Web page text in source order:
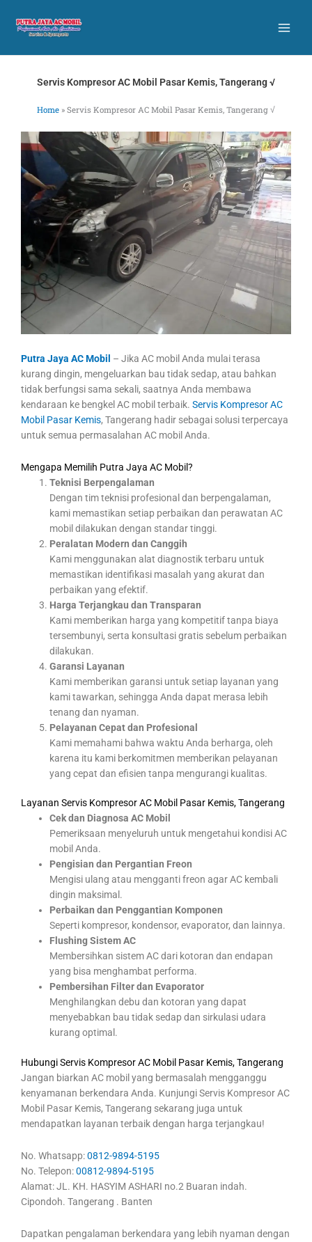
content
Servis Kompresor AC Mobil Pasar Kemis, Tangerang √
Home » Servis Kompresor AC Mobil Pasar Kemis, Tangerang √
Putra Jaya AC Mobil – Jika AC mobil Anda mulai terasa
kurang dingin, mengeluarkan bau tidak sedap, atau bahkan
tidak berfungsi sama sekali, saatnya Anda membawa
kendaraan ke bengkel AC mobil terbaik. Servis Kompresor AC
Mobil Pasar Kemis, Tangerang hadir sebagai solusi terpercaya
untuk semua permasalahan AC mobil Anda.
Mengapa Memilih Putra Jaya AC Mobil?
Teknisi Berpengalaman
Dengan tim teknisi profesional dan berpengalaman,
kami memastikan setiap perbaikan dan perawatan AC
mobil dilakukan dengan standar tinggi.
Peralatan Modern dan Canggih
Kami menggunakan alat diagnostik terbaru untuk
memastikan identifikasi masalah yang akurat dan
perbaikan yang efektif.
Harga Terjangkau dan Transparan
Kami memberikan harga yang kompetitif tanpa biaya
tersembunyi, serta konsultasi gratis sebelum perbaikan
dilakukan.
Garansi Layanan
Kami memberikan garansi untuk setiap layanan yang
kami tawarkan, sehingga Anda dapat merasa lebih
tenang dan nyaman.
Pelayanan Cepat dan Profesional
Kami memahami bahwa waktu Anda berharga, oleh
karena itu kami berkomitmen memberikan pelayanan
yang cepat dan efisien tanpa mengurangi kualitas.
Layanan Servis Kompresor AC Mobil Pasar Kemis, Tangerang
Cek dan Diagnosa AC Mobil
Pemeriksaan menyeluruh untuk mengetahui kondisi AC
mobil Anda.
Pengisian dan Pergantian Freon
Mengisi ulang atau mengganti freon agar AC kembali
dingin maksimal.
Perbaikan dan Penggantian Komponen
Seperti kompresor, kondensor, evaporator, dan lainnya.
Flushing Sistem AC
Membersihkan sistem AC dari kotoran dan endapan
yang bisa menghambat performa.
Pembersihan Filter dan Evaporator
Menghilangkan debu dan kotoran yang dapat
menyebabkan bau tidak sedap dan sirkulasi udara
kurang optimal.
Hubungi Servis Kompresor AC Mobil Pasar Kemis, Tangerang
Jangan biarkan AC mobil yang bermasalah mengganggu
kenyamanan berkendara Anda. Kunjungi Servis Kompresor AC
Mobil Pasar Kemis, Tangerang sekarang juga untuk
mendapatkan layanan terbaik dengan harga terjangkau!
No. Whatsapp:0812-9894-5195
No. Telepon:00812-9894-5195
Alamat: JL. KH. HASYIM ASHARI no.2 Buaran indah.
Cipondoh. Tangerang . Banten
Dapatkan pengalaman berkendara yang lebih nyaman dengan